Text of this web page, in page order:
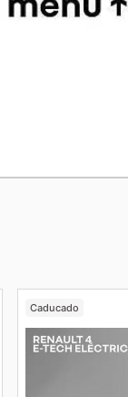
Caducado